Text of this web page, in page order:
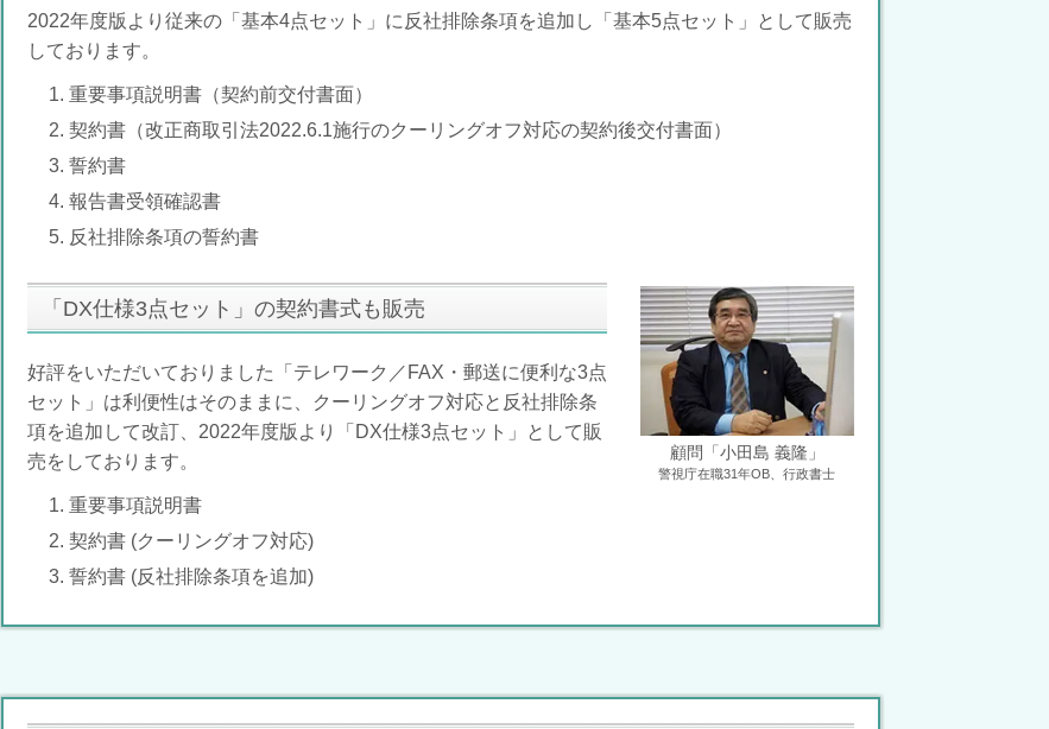
2022年度版より従来の「基本4点セット」に反社排除条項を追加し「基本5点セット」として販売
しております。
重要事項説明書（契約前交付書面）
契約書（改正商取引法2022.6.1施行のクーリングオフ対応の契約後交付書面）
誓約書
報告書受領確認書
反社排除条項の誓約書
顧問「小田島 義隆」
警視庁在職31年OB、行政書士
「DX仕様3点セット」の契約書式も販売
好評をいただいておりました「テレワーク／FAX・郵送に便利な3点
セット」は利便性はそのままに、クーリングオフ対応と反社排除条
項を追加して改訂、2022年度版より「DX仕様3点セット」として販
売をしております。
重要事項説明書
契約書 (クーリングオフ対応)
誓約書 (反社排除条項を追加)